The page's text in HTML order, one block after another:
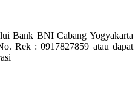
Bank BNI Cabang Yogyakarta
Rek : 0917827859 atau dapat